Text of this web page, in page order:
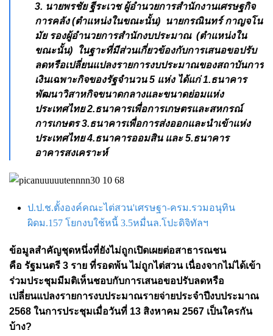
3. นายพรชัย ฐีระเวช ผู้อำนวยการสำนักงานเศรษฐกิจ
การคลัง (ตำแหน่งในขณะนั้น) นายกรณินทร์ กาญจโน
มัย รองผู้อำนวยการสำนักงบประมาณ (ตำแหน่งใน
ขณะนั้น) ในฐาะที่มีส่วนเกี่ยวข้องกับการเสนอขอปรับ
ลดหรือเปลี่ยนแปลงรายการงบประมาณของสถาบันการ
เงินเฉพาะกิจของรัฐจำนวน 5 แห่ง ได้แก่ 1.ธนาคาร
พัฒนาวิสาหกิจขนาดกลางและขนาดย่อมแห่ง
ประเทศไทย 2.ธนาคารเพื่อการเกษตรและสหกรณ์
การเกษตร 3.ธนาคารเพื่อการส่งออกและนำเข้าแห่ง
ประเทศไทย 4.ธนาคารออมสิน และ 5.ธนาคาร
อาคารสงเคราะห์
ป.ป.ช.ตั้งองค์คณะไต่สวน'เศรษฐา-ครม.รวมอนุทิน
ผิดม.157 โยกงบใช้หนี้ 3.5หมื่นล.โปะดิจิทัลฯ
ข้อมูลสำคัญชุดหนึ่งที่ยังไม่ถูกเปิดเผยต่อสาธารณชน
คือ รัฐมนตรี 3 ราย ที่รอดพ้น ไม่ถูกไต่สวน เนื่องจากไม่ได้เข้า
ร่วมประชุมมีมติเห็นชอบกับการเสนอขอปรับลดหรือ
เปลี่ยนแปลงรายการงบประมาณรายจ่ายประจำปีงบประมาณ
2568 ในการประชุมเมื่อวันที่ 13 สิงหาคม 2567 เป็นใครกัน
บ้าง?